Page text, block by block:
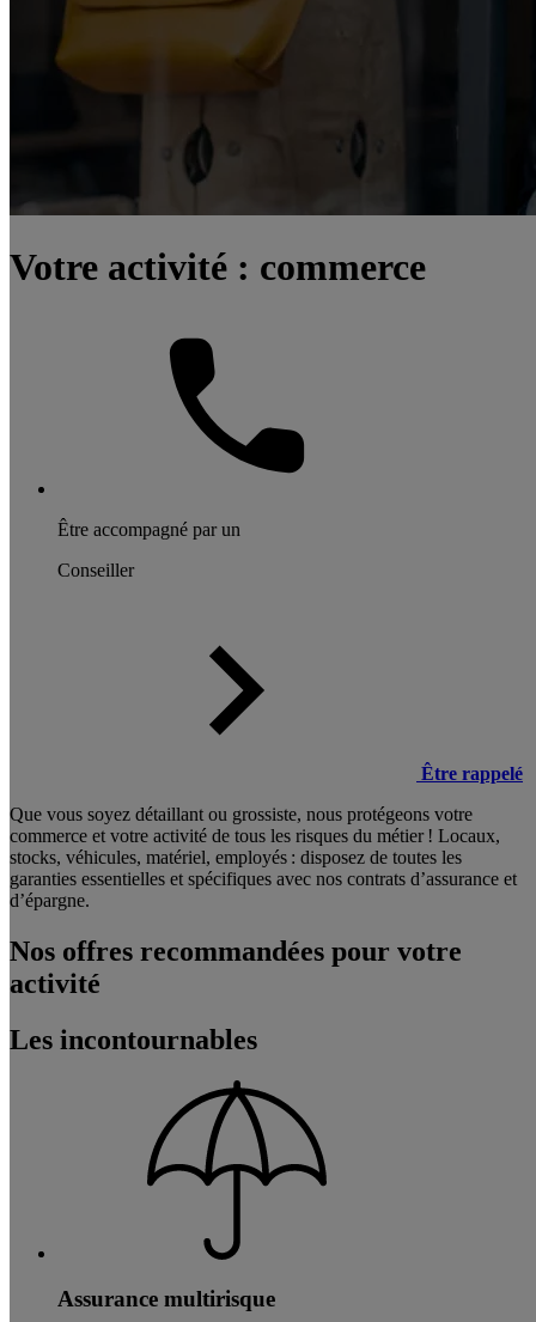
Votre activité : commerce
Être accompagné par un
Conseiller
Être rappelé
Que vous soyez détaillant ou grossiste, nous protégeons votre
commerce et votre activité de tous les risques du métier ! Locaux,
stocks, véhicules, matériel, employés : disposez de toutes les
garanties essentielles et spécifiques avec nos contrats d’assurance et
d’épargne.
Nos offres recommandées pour votre
activité
Les incontournables
Assurance multirisque